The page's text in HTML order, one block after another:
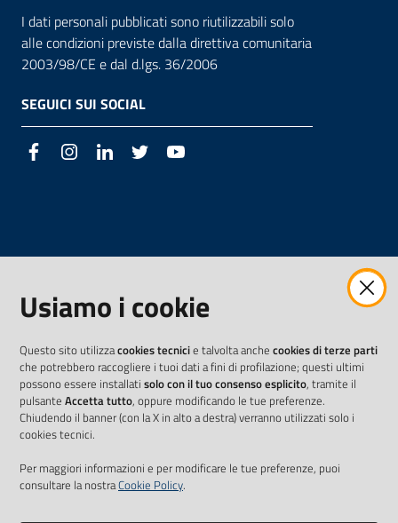
I dati personali pubblicati sono riutilizzabili solo
alle condizioni previste dalla direttiva comunitaria
2003/98/CE e dal d.lgs. 36/2006
SEGUICI SUI SOCIAL
FacebookInstagramLinkedIn Twitter
Usiamo i cookie
Questo sito utilizzacookies tecnicie talvolta anche cookies di terze parti
che potrebbero raccogliere i tuoi dati a fini di profilazione; questi ultimi
possono essere installati solo con il tuo consenso esplicito, tramite il
pulsante Accetta tutto, oppure modificando le tue preferenze.
Chiudendo il banner (con la X in alto a destra) verranno utilizzati solo i
cookies tecnici.
Per maggiori informazioni e per modificare le tue preferenze, puoi
consultare la nostraCookie Policy.